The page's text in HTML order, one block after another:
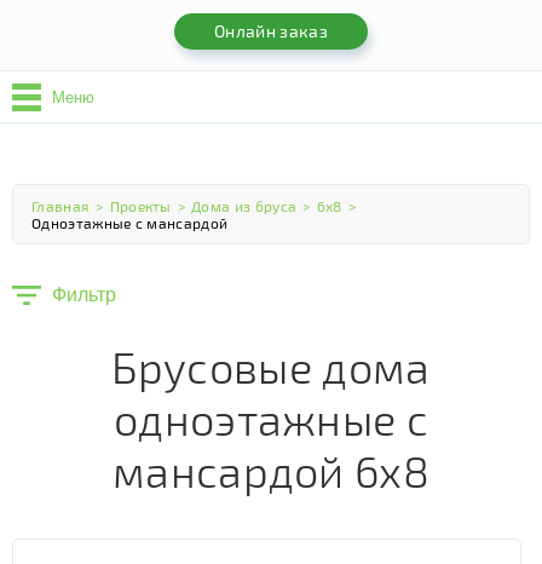
Онлайн заказ
Меню
Главная > Проекты > Дома из бруса > 6х8 >
Одноэтажные с мансардой
Фильтр
Брусовые дома
одноэтажные с
мансардой 6х8